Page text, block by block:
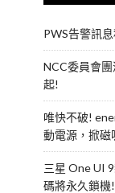
PWS告警訊
NCC委員會
起!
唯快不破!
動電源，掀磁
三星 One UI
碼將永久鎖機!